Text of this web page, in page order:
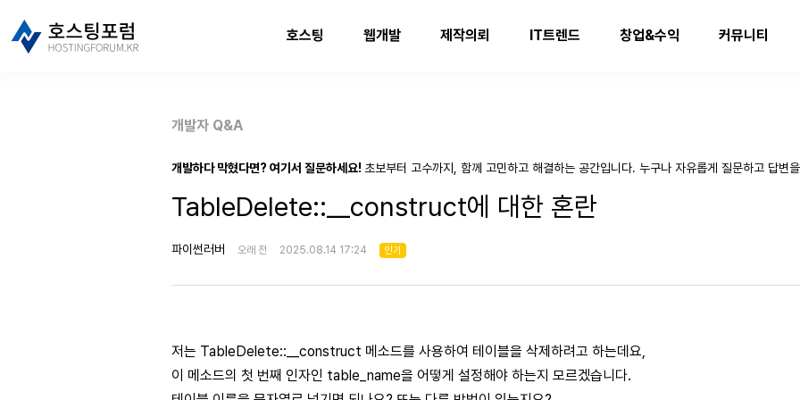
호스팅 웹개발 제작의뢰 IT트렌드 창업&수익 커뮤니티
개발자 Q&A
개발하다 막혔다면? 여기서 질문하세요! 초보부터 고수까지, 함께 고민하고 해결하는 공간입니다. 누구나 자유롭게 질문하고 답변
TableDelete::__construct에 대한 혼란
파이썬러버 오래 전 2025.08.14 17:24 인기
저는 TableDelete::__construct 메소드를 사용하여 테이블을 삭제하려고 하는데요,
이 메소드의 첫 번째 인자인 table_name을 어떻게 설정해야 하는지 모르겠습니다.